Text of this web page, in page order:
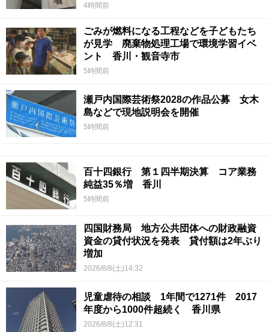
4時間前
ごみが燃料になる工程などを子どもたち
が見学 廃棄物処理工場で環境学習イベ
ント 香川・観音寺市
5時間前
瀬戸内国際芸術祭2028の作品公募 女木
島などで現地説明会を開催
5時間前
百十四銀行 第１四半期決算 コア業務
純益35％増 香川
5時間前
四国財務局 地方公共団体への財政融資
資金の貸付状況を発表 貸付額は2年ぶり
増加
2026/8/8(土)14:32
児童虐待の相談 1年間で1271件 2017
年度から1000件超続く 香川県
2026/8/8(土)12:31